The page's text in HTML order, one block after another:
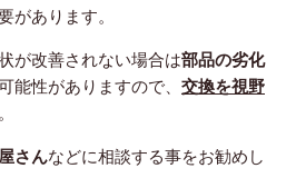
があります。
が改善されない場合は部品の劣化
能性がありますので、 交換を視野
さんなどに相談する事をお勧めし